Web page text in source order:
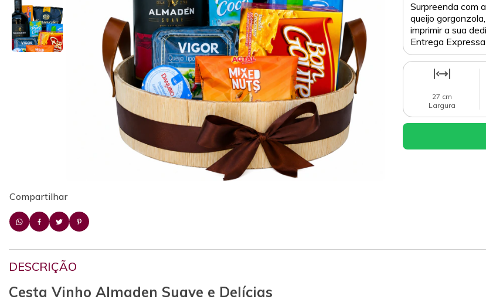
Compartilhar
Surpreenda com
queijo
imprimir a sua
Entrega
27 cm
Largura
DESCRIÇÃO
Cesta Vinho Almaden Suave e Delícias